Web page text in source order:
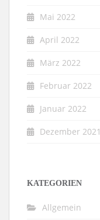
Mai 2022
April 2022
März 2022
Februar 2022
Januar 2022
Dezember 2021
KATEGORIEN
Allgemein